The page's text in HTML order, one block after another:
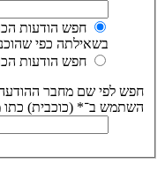
חפש הודעות
בשאילתה כפי
חפש הודעות
חפש לפי שם מחבר
השתמש ב־* (כוכבית) כתו